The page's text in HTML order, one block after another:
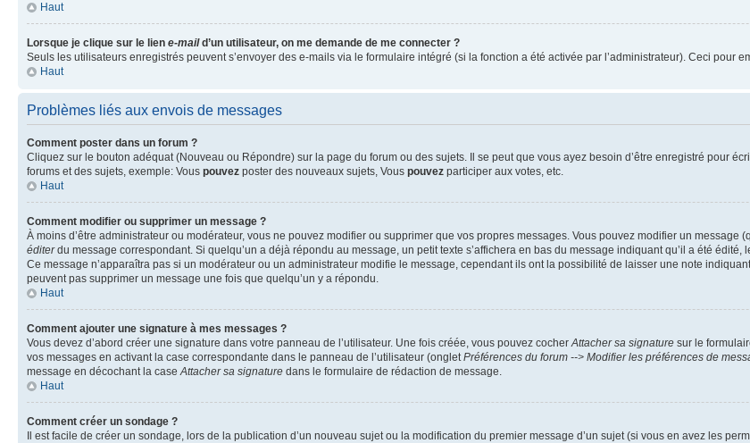
Haut
Lorsque je clique sur le lien e-maild’un utilisateur, on me demande de me connecter ?
Seuls les utilisateurs enregistrés peuvent s’envoyer des e-mails via le formulaire intégré (si la fonction a été activée par l’administrateur). Ceci pour
Haut
Problèmes liés aux envois de messages
Comment poster dans un forum ?
Cliquez sur le bouton adéquat (Nouveau ou Répondre) sur la page du forum ou des sujets. Il se peut que vous ayez besoin d’être enregistré pour
forums et des sujets, exemple: Vous pouvez poster des nouveaux sujets, Vous pouvez participer aux votes, etc.
Haut
Comment modifier ou supprimer un message ?
À moins d’être administrateur ou modérateur, vous ne pouvez modifier ou supprimer que vos propres messages. Vous pouvez modifier un
éditerdu message correspondant. Si quelqu’un a déjà répondu au message, un petit texte s’affichera en bas du message indiquant qu’il a été
Ce message n’apparaîtra pas si un modérateur ou un administrateur modifie le message, cependant ils ont la possibilité de laisser une note
peuvent pas supprimer un message une fois que quelqu’un y a répondu.
Haut
Comment ajouter une signature à mes messages ?
Vous devez d’abord créer une signature dans votre panneau de l’utilisateur. Une fois créée, vous pouvez cocherAttacher sa signature sur le
vos messages en activant la case correspondante dans le panneau de l’utilisateur (ongletPréférences du forum --> Modifier les préférences de
message en décochant la caseAttacher sa signature dans le formulaire de rédaction de message.
Haut
Comment créer un sondage ?
Il est facile de créer un sondage, lors de la publication d’un nouveau sujet ou la modification du premier message d’un sujet (si vous en avez les